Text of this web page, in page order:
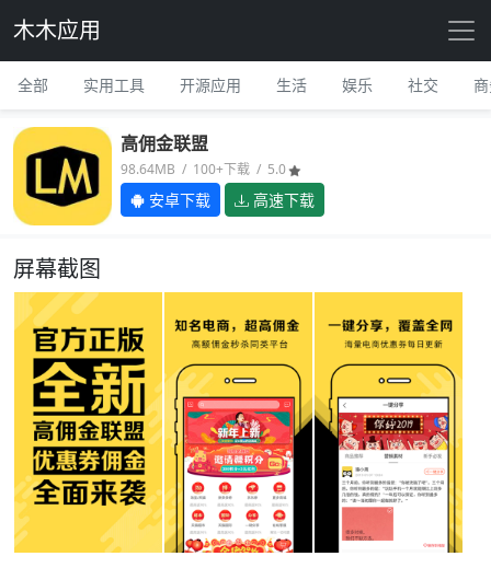
木木应用
全部 实用工具 开源应用 生活 娱乐 社交
高佣金联盟
98.64MB / 100+下载 / 5.0
安卓下载 高速下载
屏幕截图